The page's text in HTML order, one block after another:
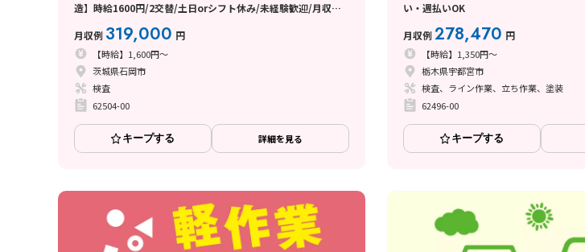
造】時給1600円/2交替/土日orシフト休み/未経験歓迎/月収
31.9万円/20代〜40代前半の男女活躍中◎
月収例 319,000 円
【時給】1,600円～
茨城県石岡市
検査
62504-00
キープする 詳細を見る
い・週払いOK
月収例278,470 円
【時給】1,350円～
栃木県宇都宮市
検査、ライン作業、立ち作業、塗装
62496-00
キープする